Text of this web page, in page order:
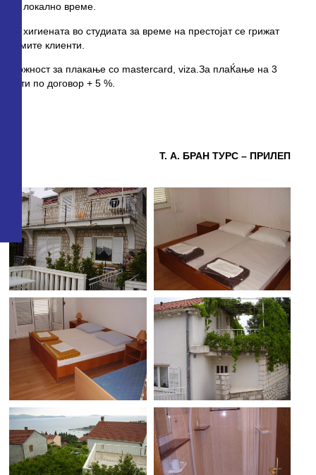
по локално време.
За хигиената во студиата за време на престојат се грижат
самите клиенти.
Можност за плакање со mastercard, viza.За плаЌање на 3
рати по договор + 5 %.
Т. А. БРАН ТУРС – ПРИЛЕП